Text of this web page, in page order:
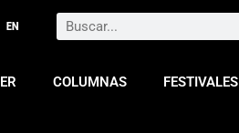
Search
COLUMNAS FESTIVALES